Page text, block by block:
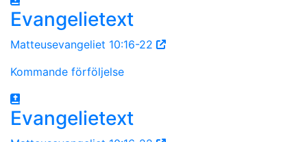
Evangelietext
Matteusevangeliet 10:16-22
Kommande förföljelse
Evangelietext